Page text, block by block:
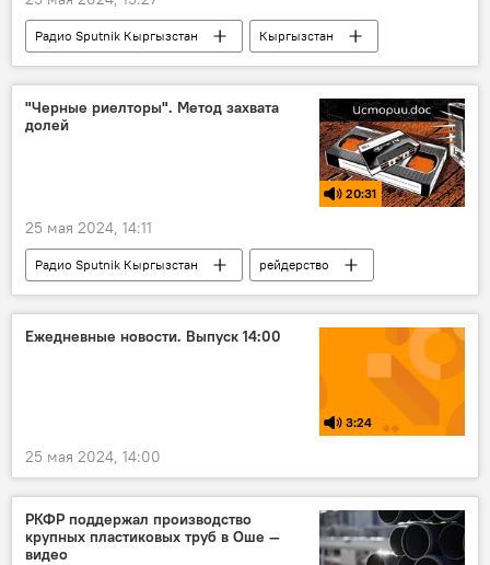
Радио Sputnik Кыргызстан
Кыргызстан
ГУОБДД
нарушения
видео
парковка
WhatsApp
"Черные риелторы". Метод захвата
долей
20:31
25 мая 2024, 14:11
Радио Sputnik Кыргызстан
рейдерство
квартира
недвижимость
правда
проблема
семья
Ежедневные новости. Выпуск 14:00
3:24
25 мая 2024, 14:00
РКФР поддержал производство
крупных пластиковых труб в Оше —
видео